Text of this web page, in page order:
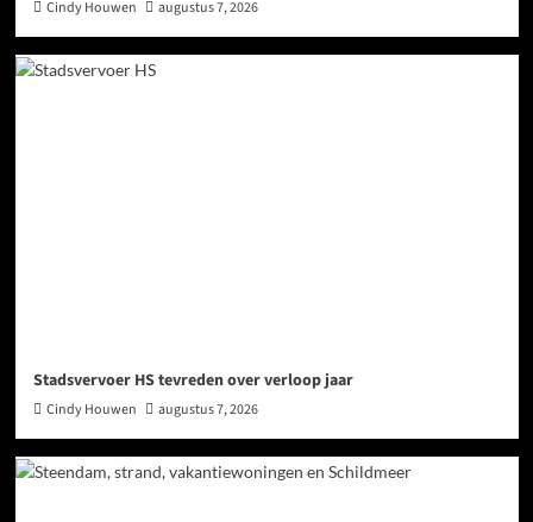
Cindy Houwen augustus 7, 2026
Stadsvervoer HS tevreden over verloop jaar
Cindy Houwen augustus 7, 2026